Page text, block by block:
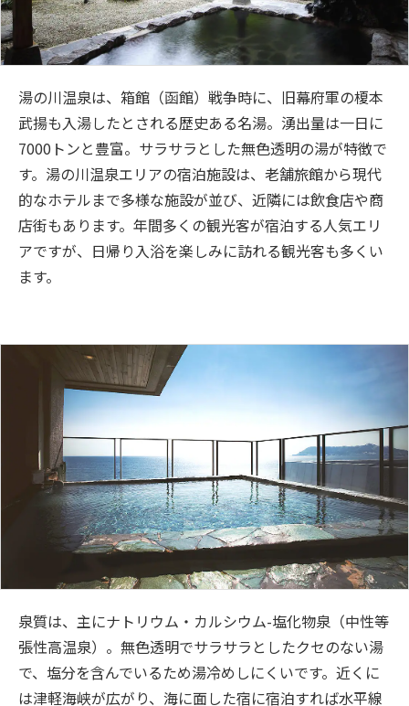
湯の川温泉は、箱館（函館）戦争時に、旧幕府軍の榎本
武揚も入湯したとされる歴史ある名湯。湧出量は一日に
7000トンと豊富。サラサラとした無色透明の湯が特徴で
す。湯の川温泉エリアの宿泊施設は、老舗旅館から現代
的なホテルまで多様な施設が並び、近隣には飲食店や商
店街もあります。年間多くの観光客が宿泊する人気エリ
アですが、日帰り入浴を楽しみに訪れる観光客も多くい
ます。
泉質は、主にナトリウム・カルシウム-塩化物泉（中性等
張性高温泉）。無色透明でサラサラとしたクセのない湯
で、塩分を含んでいるため湯冷めしにくいです。近くに
は津軽海峡が広がり、海に面した宿に宿泊すれば水平線